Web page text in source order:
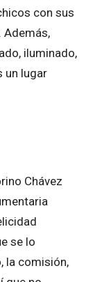
con sus
Además,
iluminado,
un lugar
Chávez
se lo
la comisión,